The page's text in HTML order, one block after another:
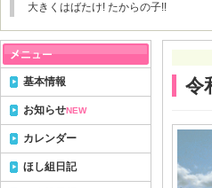
大きくはばたけ! たからの子!!
令
基本情報
お知らせNEW
カレンダー
ほし組日記